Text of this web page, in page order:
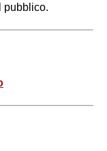
pubblico.